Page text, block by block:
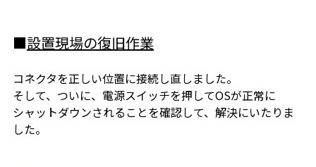
■設置現場の復旧作業
コネクタを正しい位置に接続し直しました。
そして、ついに、電源スイッチを押してOSが正常に
シャットダウンされることを確認して、解決にいたりま
した。